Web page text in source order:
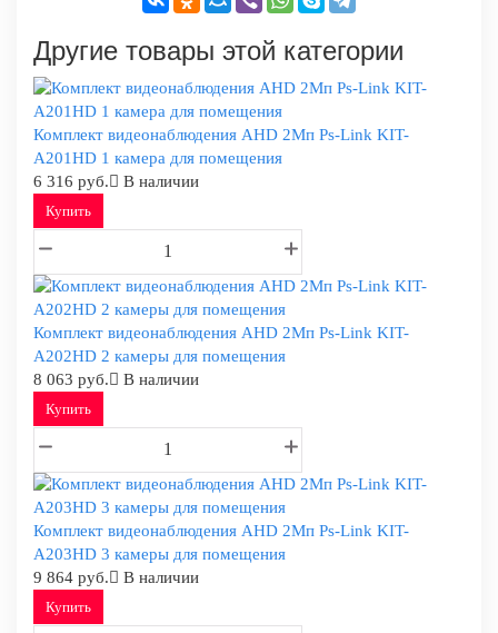
Другие товары этой категории
Комплект видеонаблюдения AHD 2Мп Ps-Link KIT-
A201HD 1 камера для помещения
6 316 руб.
В наличии
Купить
Комплект видеонаблюдения AHD 2Мп Ps-Link KIT-
A202HD 2 камеры для помещения
8 063 руб.
В наличии
Купить
Комплект видеонаблюдения AHD 2Мп Ps-Link KIT-
A203HD 3 камеры для помещения
9 864 руб.
В наличии
Купить